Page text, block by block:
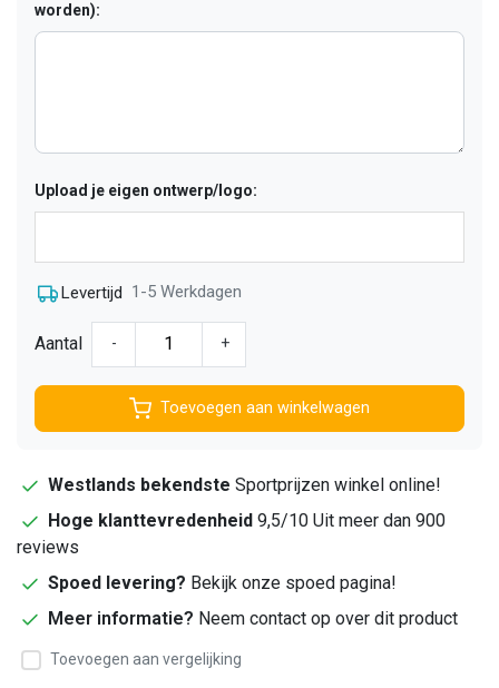
worden):
Upload je eigen ontwerp/logo:
Levertijd 1-5 Werkdagen
Aantal - +
Toevoegen aan winkelwagen
Westlands bekendste Sportprijzen winkel online!
Hoge klanttevredenheid 9,5/10 Uit meer dan 900
reviews
Spoed levering? Bekijk onze spoed pagina!
Meer informatie? Neem contact op over dit product
Toevoegen aan vergelijking